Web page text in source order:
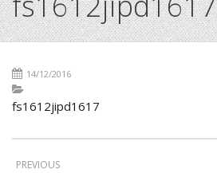
14/12/2016
fs1612jipd1617
PREVIOUS